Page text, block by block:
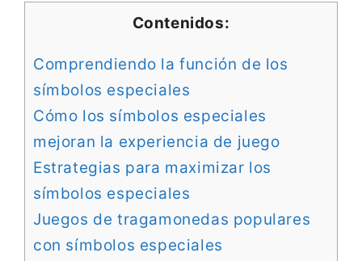
Contenidos:
Comprendiendo la función de los
símbolos especiales
Cómo los símbolos especiales
mejoran la experiencia de juego
Estrategias para maximizar los
símbolos especiales
Juegos de tragamonedas populares
con símbolos especiales